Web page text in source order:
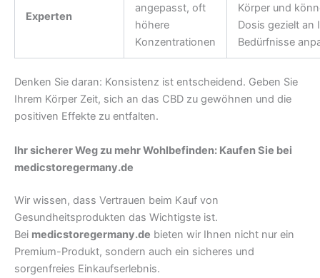
Experten
angepasst, oft
höhere
Konzentrationen
Körper und
Dosis gezielt an
Bedürfnisse
Denken Sie daran: Konsistenz ist entscheidend. Geben Sie
Ihrem Körper Zeit, sich an das CBD zu gewöhnen und die
positiven Effekte zu entfalten.
Ihr sicherer Weg zu mehr Wohlbefinden: Kaufen Sie bei
medicstoregermany.de
Wir wissen, dass Vertrauen beim Kauf von
Gesundheitsprodukten das Wichtigste ist.
Bei medicstoregermany.de bieten wir Ihnen nicht nur ein
Premium-Produkt, sondern auch ein sicheres und
sorgenfreies Einkaufserlebnis.